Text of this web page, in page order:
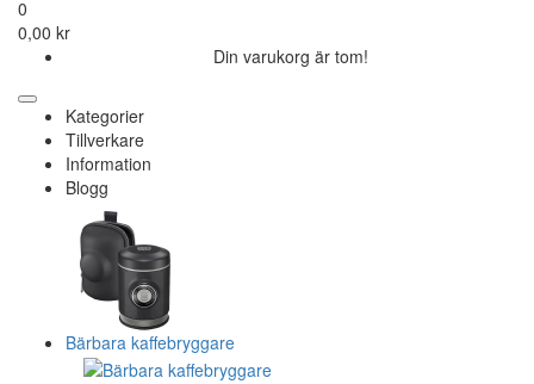
0
0,00 kr
Din varukorg är tom!
Kategorier
Tillverkare
Information
Blogg
Bärbara kaffebryggare